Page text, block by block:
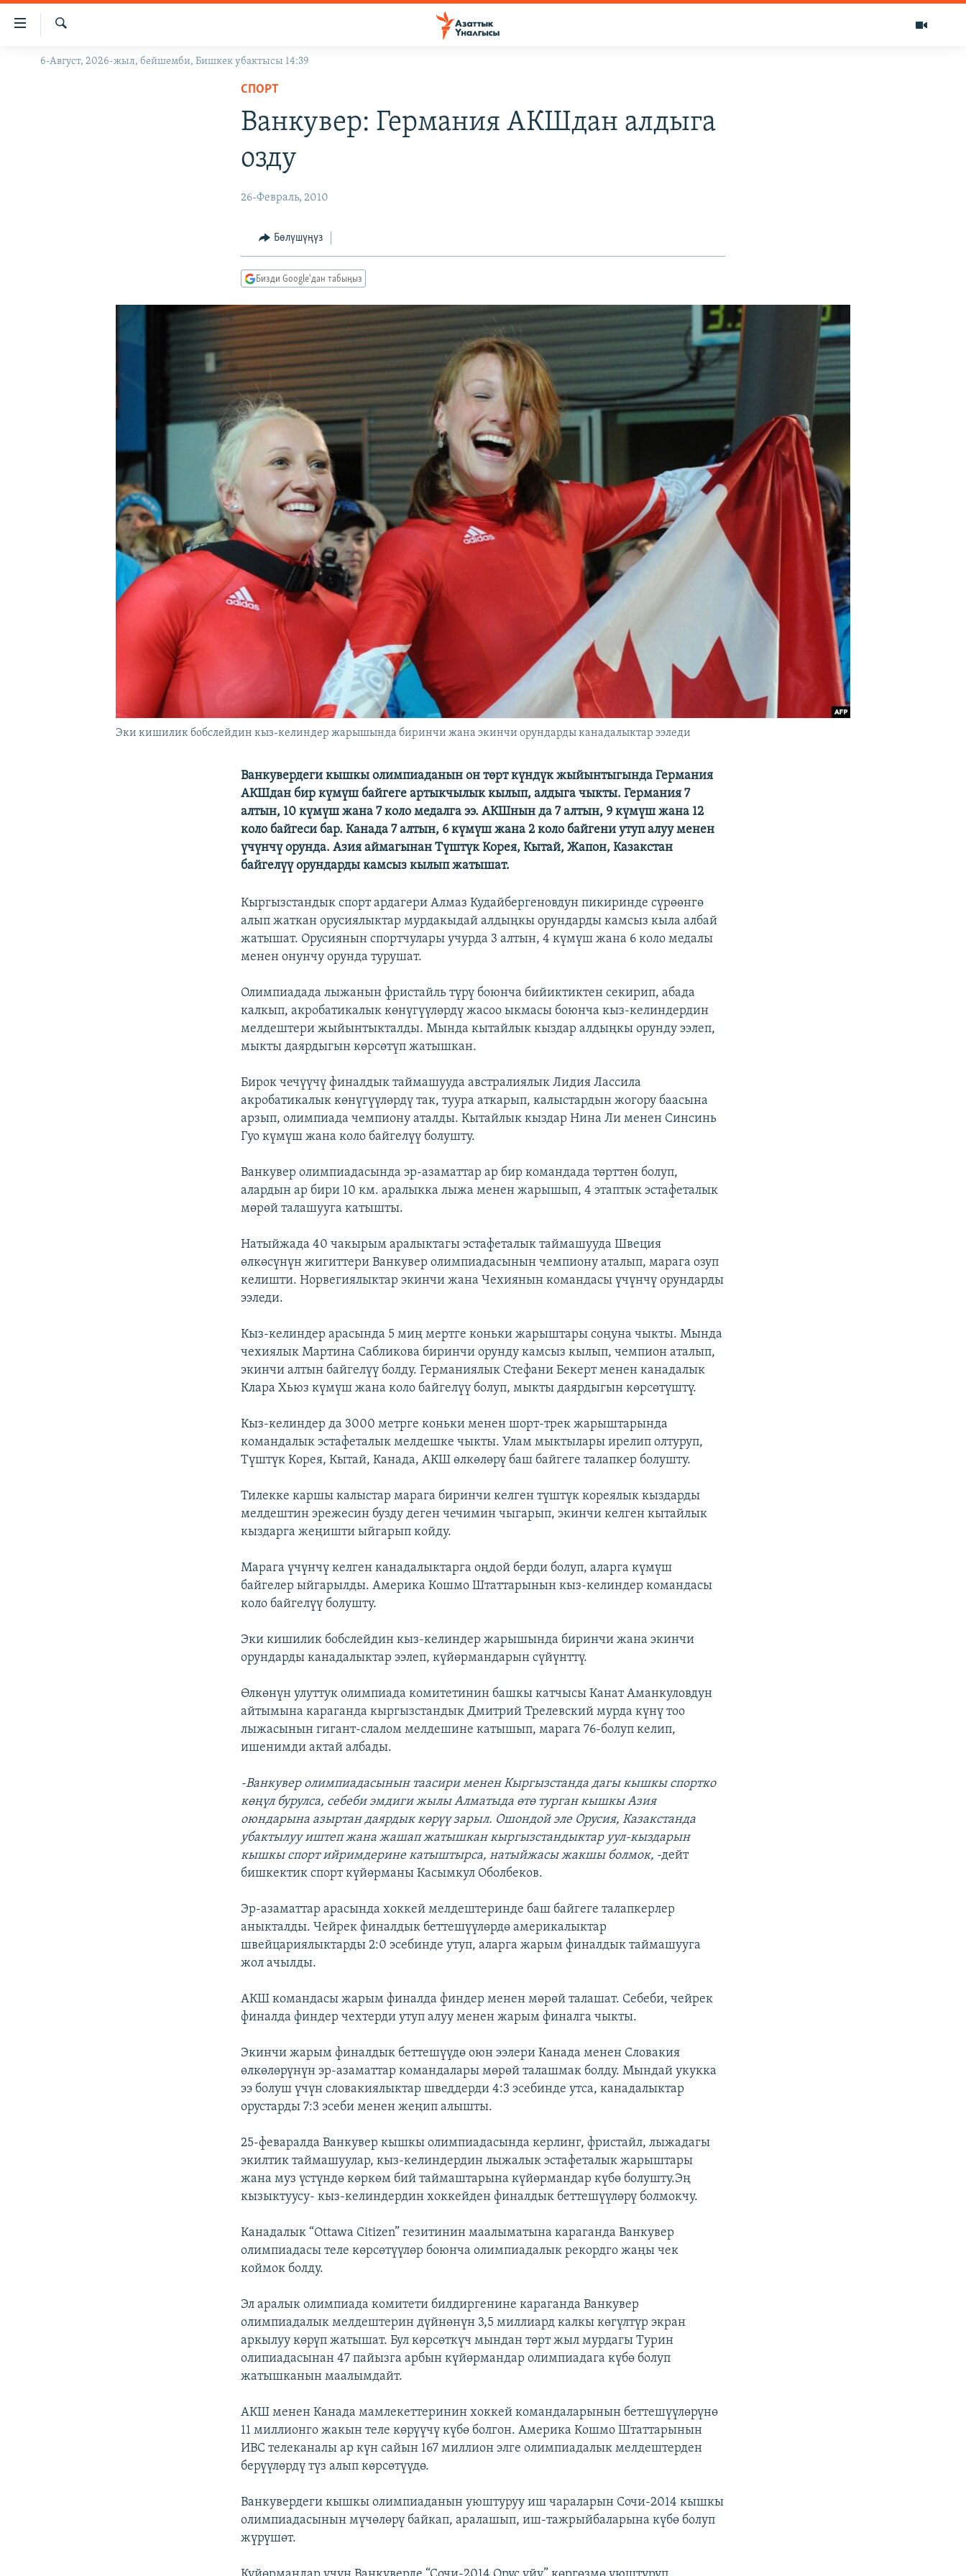
Линктер
Мазмунга
Навигацияга
ЖАҢЫЛЫКТАР
ЫҢГАЙСЫЗ СУРООЛОР
Издөө
6-Август, 2026-жыл, бейшемби, Бишкек убактысы 14:39
СПОРТ
Ванкувер: Германия АКШдан алдыга
озду
26-Февраль, 2010
Бөлүшүңүз
Бизди Google'дан табыңыз
Эки кишилик бобслейдин кыз-келиндер жарышында биринчи жана экинчи орундарды канадалыктар ээледи
Ванкувердеги кышкы олимпиаданын он төрт күндүк жыйынтыгында Германия
АКШдан бир күмүш байгеге артыкчылык кылып, алдыга чыкты. Германия 7
алтын, 10 күмүш жана 7 коло медалга ээ. АКШнын да 7 алтын, 9 күмүш жана 12
коло байгеси бар. Канада 7 алтын, 6 күмүш жана 2 коло байгени утуп алуу менен
үчүнчү орунда. Азия аймагынан Түштүк Корея, Кытай, Жапон, Казакстан
байгелүү орундарды камсыз кылып жатышат.
Кыргызстандык спорт ардагери Алмаз Кудайбергеновдун пикиринде сүрөөнгө
алып жаткан орусиялыктар мурдакыдай алдыңкы орундарды камсыз кыла албай
жатышат. Орусиянын спортчулары учурда 3 алтын, 4 күмүш жана 6 коло медалы
менен онунчу орунда турушат.
Олимпиадада лыжанын фристайль түрү боюнча бийиктиктен секирип, абада
калкып, акробатикалык көнүгүүлөрдү жасоо ыкмасы боюнча кыз-келиндердин
мелдештери жыйынтыкталды. Мында кытайлык кыздар алдыңкы орунду ээлеп,
мыкты даярдыгын көрсөтүп жатышкан.
Бирок чечүүчү финалдык таймашууда австралиялык Лидия Лассила
акробатикалык көнүгүүлөрдү так, туура аткарып, калыстардын жогору баасына
арзып, олимпиада чемпиону аталды. Кытайлык кыздар Нина Ли менен Синсинь
Гуо күмүш жана коло байгелүү болушту.
Ванкувер олимпиадасында эр-азаматтар ар бир командада төрттөн болуп,
алардын ар бири 10 км. аралыкка лыжа менен жарышып, 4 этаптык эстафеталык
мөрөй талашууга катышты.
Натыйжада 40 чакырым аралыктагы эстафеталык таймашууда Швеция
өлкөсүнүн жигиттери Ванкувер олимпиадасынын чемпиону аталып, марага озуп
келишти. Норвегиялыктар экинчи жана Чехиянын командасы үчүнчү орундарды
ээледи.
Кыз-келиндер арасында 5 миң мертге коньки жарыштары соңуна чыкты. Мында
чехиялык Мартина Сабликова биринчи орунду камсыз кылып, чемпион аталып,
экинчи алтын байгелүү болду. Германиялык Стефани Бекерт менен канадалык
Клара Хьюз күмүш жана коло байгелүү болуп, мыкты даярдыгын көрсөтүштү.
Кыз-келиндер да 3000 метрге коньки менен шорт-трек жарыштарында
командалык эстафеталык мелдешке чыкты. Улам мыктылары ирелип олтуруп,
Түштүк Корея, Кытай, Канада, АКШ өлкөлөрү баш байгеге талапкер болушту.
Тилекке каршы калыстар марага биринчи келген түштүк кореялык кыздарды
мелдештин эрежесин бузду деген чечимин чыгарып, экинчи келген кытайлык
кыздарга жеңишти ыйгарып койду.
Марага үчүнчү келген канадалыктарга оңдой берди болуп, аларга күмүш
байгелер ыйгарылды. Америка Кошмо Штаттарынын кыз-келиндер командасы
коло байгелүү болушту.
Эки кишилик бобслейдин кыз-келиндер жарышында биринчи жана экинчи
орундарды канадалыктар ээлеп, күйөрмандарын сүйүнттү.
Өлкөнүн улуттук олимпиада комитетинин башкы катчысы Канат Аманкуловдун
айтымына караганда кыргызстандык Дмитрий Трелевский мурда күнү тоо
лыжасынын гигант-слалом мелдешине катышып, марага 76-болуп келип,
ишенимди актай албады.
-Ванкувер олимпиадасынын таасири менен Кыргызстанда дагы кышкы спортко
көңүл бурулса, себеби эмдиги жылы Алматыда өтө турган кышкы Азия
оюндарына азыртан даярдык көрүү зарыл. Ошондой эле Орусия, Казакстанда
убактылуу иштеп жана жашап жатышкан кыргызстандыктар уул-кыздарын
кышкы спорт ийримдерине катыштырса, натыйжасы жакшы болмок, -дейт
бишкектик спорт күйөрманы Касымкул Оболбеков.
Эр-азаматтар арасында хоккей мелдештеринде баш байгеге талапкерлер
аныкталды. Чейрек финалдык беттешүүлөрдө америкалыктар
швейцариялыктарды 2:0 эсебинде утуп, аларга жарым финалдык таймашууга
жол ачылды.
АКШ командасы жарым финалда финдер менен мөрөй талашат. Себеби, чейрек
финалда финдер чехтерди утуп алуу менен жарым финалга чыкты.
Экинчи жарым финалдык беттешүүдө оюн ээлери Канада менен Словакия
өлкөлөрүнүн эр-азаматтар командалары мөрөй талашмак болду. Мындай укукка
ээ болуш үчүн словакиялыктар шведдерди 4:3 эсебинде утса, канадалыктар
орустарды 7:3 эсеби менен жеңип алышты.
25-феваралда Ванкувер кышкы олимпиадасында керлинг, фристайл, лыжадагы
экилтик таймашуулар, кыз-келиндердин лыжалык эстафеталык жарыштары
жана муз үстүндө көркөм бий таймаштарына күйөрмандар күбө болушту.Эң
кызыктуусу- кыз-келиндердин хоккейден финалдык беттешүүлөрү болмокчу.
Канадалык “Ottawa Citizen” гезитинин маалыматына караганда Ванкувер
олимпиадасы теле көрсөтүүлөр боюнча олимпиадалык рекордго жаңы чек
коймок болду.
Эл аралык олимпиада комитети билдиргенине караганда Ванкувер
олимпиадалык мелдештерин дүйнөнүн 3,5 миллиард калкы көгүлтүр экран
аркылуу көрүп жатышат. Бул көрсөткүч мындан төрт жыл мурдагы Турин
олипиадасынан 47 пайызга арбын күйөрмандар олимпиадага күбө болуп
жатышканын маалымдайт.
АКШ менен Канада мамлекеттеринин хоккей командаларынын беттешүүлөрүнө
11 миллионго жакын теле көрүүчү күбө болгон. Америка Кошмо Штаттарынын
ИВС телеканалы ар күн сайын 167 миллион элге олимпиадалык мелдештерден
берүүлөрдү түз алып көрсөтүүдө.
Ванкувердеги кышкы олимпиаданын уюштуруу иш чараларын Сочи-2014 кышкы
олимпиадасынын мүчөлөрү байкап, аралашып, иш-тажрыйбаларына күбө болуп
жүрүшөт.